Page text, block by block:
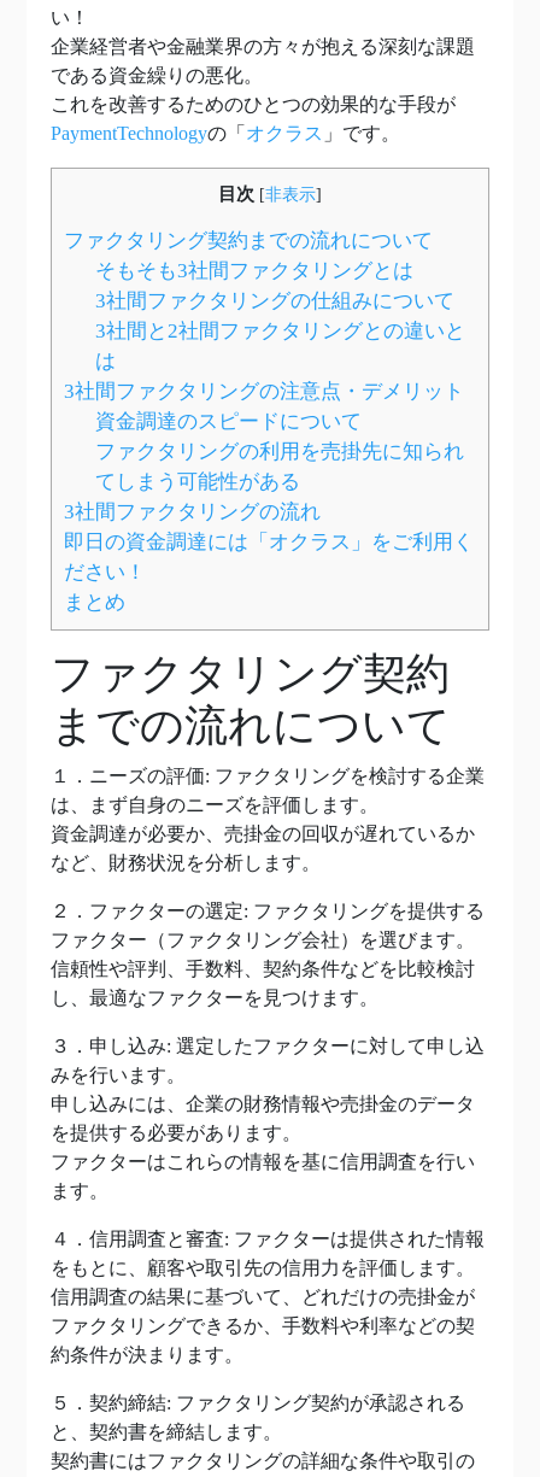
い！
企業経営者や金融業界の方々が抱える深刻な課題
である資金繰りの悪化。
これを改善するためのひとつの効果的な手段が
PaymentTechnologyの「 オクラス 」です。
目次 [非表示]
ファクタリング契約までの流れについて
そもそも3社間ファクタリングとは
3社間ファクタリングの仕組みについて
3社間と2社間ファクタリングとの違いと
は
3社間ファクタリングの注意点・デメリット
資金調達のスピードについて
ファクタリングの利用を売掛先に知られ
てしまう可能性がある
3社間ファクタリングの流れ
即日の資金調達には「オクラス」をご利用く
ださい！
まとめ
ファクタリング契約
までの流れについて
１．ニーズの評価: ファクタリングを検討する企業
は、まず自身のニーズを評価します。
資金調達が必要か、売掛金の回収が遅れているか
など、財務状況を分析します。
２．ファクターの選定: ファクタリングを提供する
ファクター（ファクタリング会社）を選びます。
信頼性や評判、手数料、契約条件などを比較検討
し、最適なファクターを見つけます。
３．申し込み: 選定したファクターに対して申し込
みを行います。
申し込みには、企業の財務情報や売掛金のデータ
を提供する必要があります。
ファクターはこれらの情報を基に信用調査を行い
ます。
４．信用調査と審査: ファクターは提供された情報
をもとに、顧客や取引先の信用力を評価します。
信用調査の結果に基づいて、どれだけの売掛金が
ファクタリングできるか、手数料や利率などの契
約条件が決まります。
５．契約締結: ファクタリング契約が承認される
と、契約書を締結します。
契約書にはファクタリングの詳細な条件や取引の